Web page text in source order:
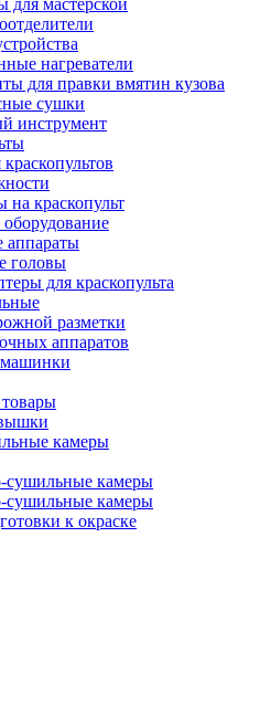
для мастерской
нагреватели
для правки вмятин кузова
сушки
инструмент
краскопульт
аппараты
головы
для краскопульта
разметки
аппаратов
камеры
сушильные камеры
сушильные камеры
к окраске